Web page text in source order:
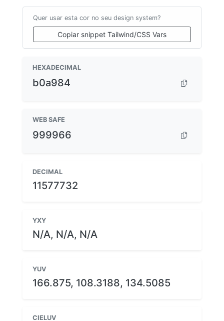
Quer usar esta cor no seu design system?
Copiar snippet Tailwind/CSS Vars
HEXADECIMAL
b0a984
WEB SAFE
999966
DECIMAL
11577732
YXY
N/A, N/A, N/A
YUV
166.875, 108.3188, 134.5085
CIELUV